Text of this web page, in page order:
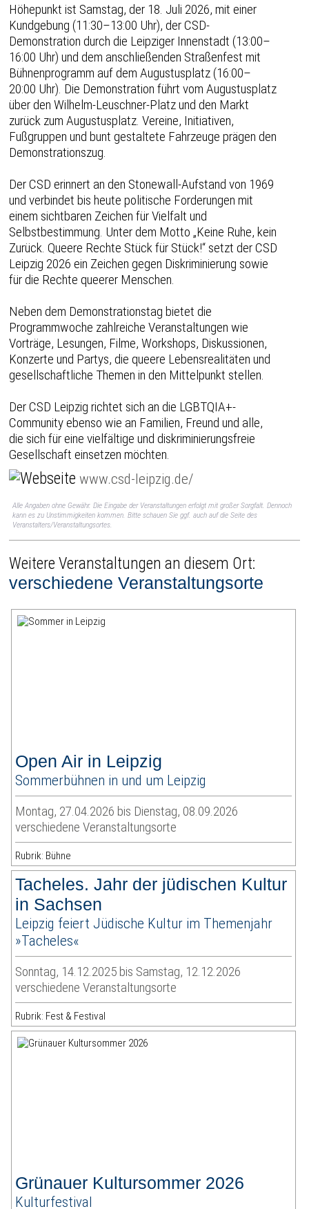
Höhepunkt ist Samstag, der 18. Juli 2026, mit einer
Kundgebung (11:30–13:00 Uhr), der CSD-
Demonstration durch die Leipziger Innenstadt (13:00–
16:00 Uhr) und dem anschließenden Straßenfest mit
Bühnenprogramm auf dem Augustusplatz (16:00–
20:00 Uhr). Die Demonstration führt vom Augustusplatz
über den Wilhelm-Leuschner-Platz und den Markt
zurück zum Augustusplatz. Vereine, Initiativen,
Fußgruppen und bunt gestaltete Fahrzeuge prägen den
Demonstrationszug.
Der CSD erinnert an den Stonewall-Aufstand von 1969
und verbindet bis heute politische Forderungen mit
einem sichtbaren Zeichen für Vielfalt und
Selbstbestimmung. Unter dem Motto „Keine Ruhe, kein
Zurück. Queere Rechte Stück für Stück!“ setzt der CSD
Leipzig 2026 ein Zeichen gegen Diskriminierung sowie
für die Rechte queerer Menschen.
Neben dem Demonstrationstag bietet die
Programmwoche zahlreiche Veranstaltungen wie
Vorträge, Lesungen, Filme, Workshops, Diskussionen,
Konzerte und Partys, die queere Lebensrealitäten und
gesellschaftliche Themen in den Mittelpunkt stellen.
Der CSD Leipzig richtet sich an die LGBTQIA+-
Community ebenso wie an Familien, Freund und alle,
die sich für eine vielfältige und diskriminierungsfreie
Gesellschaft einsetzen möchten.
www.csd-leipzig.de/
Alle Angaben ohne Gewähr. Die Eingabe der Veranstaltungen erfolgt mit großer Sorgfalt. Dennoch
kann es zu Unstimmigkeiten kommen. Bitte schauen Sie ggf. auch auf die Seite des
Veranstalters/Veranstaltungsortes.
Weitere Veranstaltungen an diesem Ort:
verschiedene Veranstaltungsorte
Open Air in Leipzig
Sommerbühnen in und um Leipzig
Montag, 27.04.2026 bis Dienstag, 08.09.2026
verschiedene Veranstaltungsorte
Rubrik: Bühne
Tacheles. Jahr der jüdischen Kultur
in Sachsen
Leipzig feiert Jüdische Kultur im Themenjahr
»Tacheles«
Sonntag, 14.12.2025 bis Samstag, 12.12.2026
verschiedene Veranstaltungsorte
Rubrik: Fest & Festival
Grünauer Kultursommer 2026
Kulturfestival